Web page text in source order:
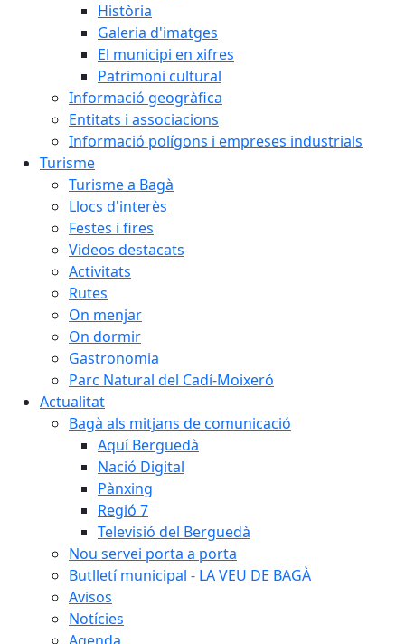
Història
Galeria d'imatges
El municipi en xifres
Patrimoni cultural
Informació geogràfica
Entitats i associacions
Informació polígons i empreses industrials
Turisme
Turisme a Bagà
Llocs d'interès
Festes i fires
Videos destacats
Activitats
Rutes
On menjar
On dormir
Gastronomia
Parc Natural del Cadí-Moixeró
Actualitat
Bagà als mitjans de comunicació
Aquí Berguedà
Nació Digital
Pànxing
Regió 7
Televisió del Berguedà
Nou servei porta a porta
Butlletí municipal - LA VEU DE BAGÀ
Avisos
Notícies